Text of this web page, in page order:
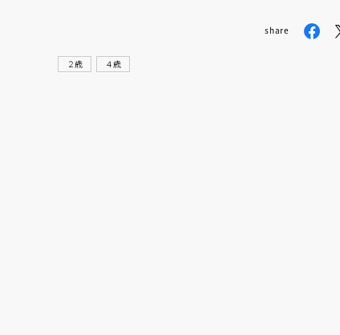
share
２歳 ４歳